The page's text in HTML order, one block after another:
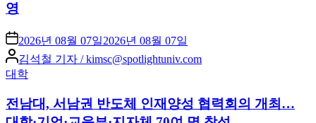
영
2026년 08월 07일2026년 08월 07일
Posted
by
김석철 기자 / kimsc@spotlightuniv.com
Posted
대학
전남대, 서남권 반도체 인재양성 협력회의 개최…